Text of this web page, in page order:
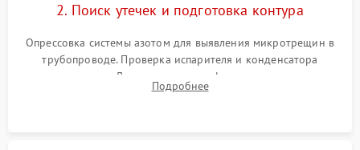
2. Поиск утечек и подготовка контура
Опрессовка системы азотом для выявления микротрещин в
трубопроводе. Проверка испарителя и конденсатора
течеискателем. Демонтаж старого фильтра-осушителя и
продувка капиллярной трубки для устранения засоров.
Подробнее